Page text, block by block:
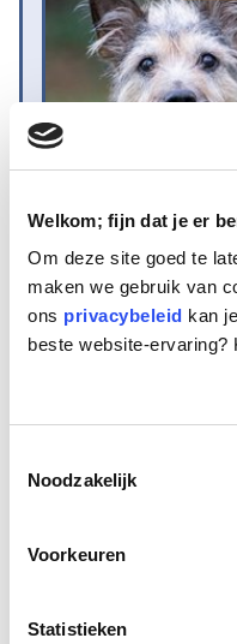
Welkom; fijn dat je er
Om deze site goed te
maken we gebruik van
ons privacybeleid kan
beste website-ervaring?
Noodzakelijk
Voorkeuren
Statistieken
Naam: Jelle
Leeftijd: 13
Reden opvang:
Geplaatst
lang in Friesland